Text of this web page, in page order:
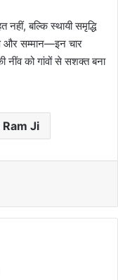
नहीं, बल्कि स्थायी समृद्धि
और सम्मान—इन चार
नींव को गांवों से सशक्त बना
Ji